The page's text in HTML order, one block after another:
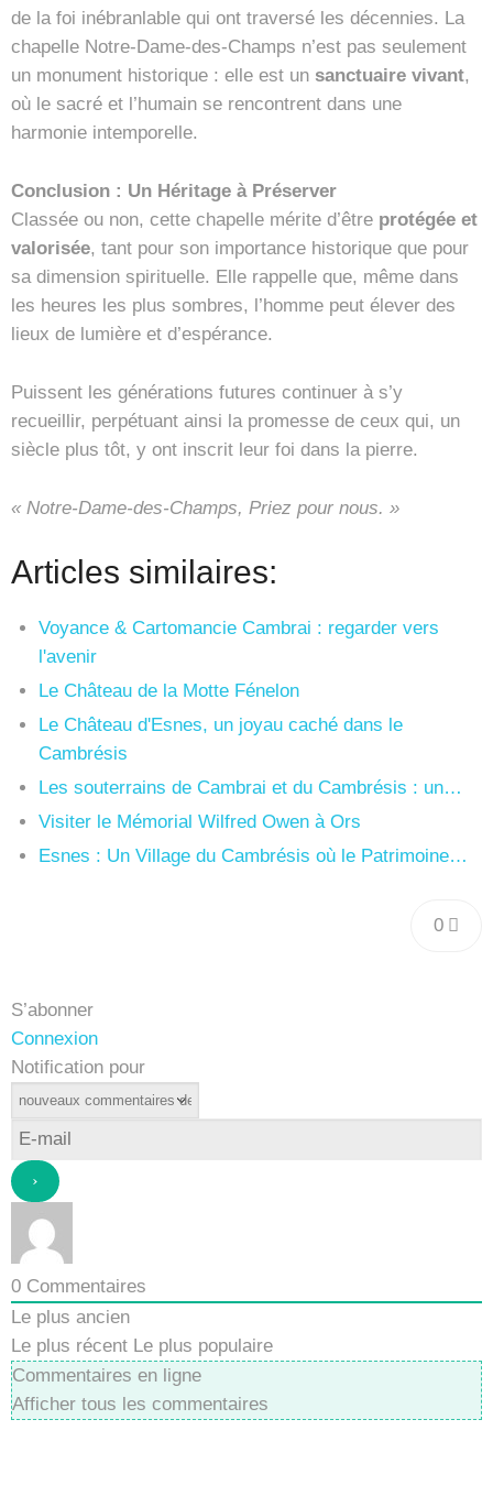
de la foi inébranlable qui ont traversé les décennies. La
chapelle Notre-Dame-des-Champs n’est pas seulement
un monument historique : elle est un sanctuaire vivant,
où le sacré et l’humain se rencontrent dans une
harmonie intemporelle.
Conclusion : Un Héritage à Préserver
Classée ou non, cette chapelle mérite d’être protégée et
valorisée, tant pour son importance historique que pour
sa dimension spirituelle. Elle rappelle que, même dans
les heures les plus sombres, l’homme peut élever des
lieux de lumière et d’espérance.
Puissent les générations futures continuer à s’y
recueillir, perpétuant ainsi la promesse de ceux qui, un
siècle plus tôt, y ont inscrit leur foi dans la pierre.
« Notre-Dame-des-Champs, Priez pour nous. »
Articles similaires:
Voyance & Cartomancie Cambrai : regarder vers
l'avenir
Le Château de la Motte Fénelon
Le Château d'Esnes, un joyau caché dans le
Cambrésis
Les souterrains de Cambrai et du Cambrésis : un…
Visiter le Mémorial Wilfred Owen à Ors
Esnes : Un Village du Cambrésis où le Patrimoine…
0
S’abonner
Connexion
Notification pour
0 Commentaires
Le plus ancien
Le plus récent Le plus populaire
Commentaires en ligne
Afficher tous les commentaires